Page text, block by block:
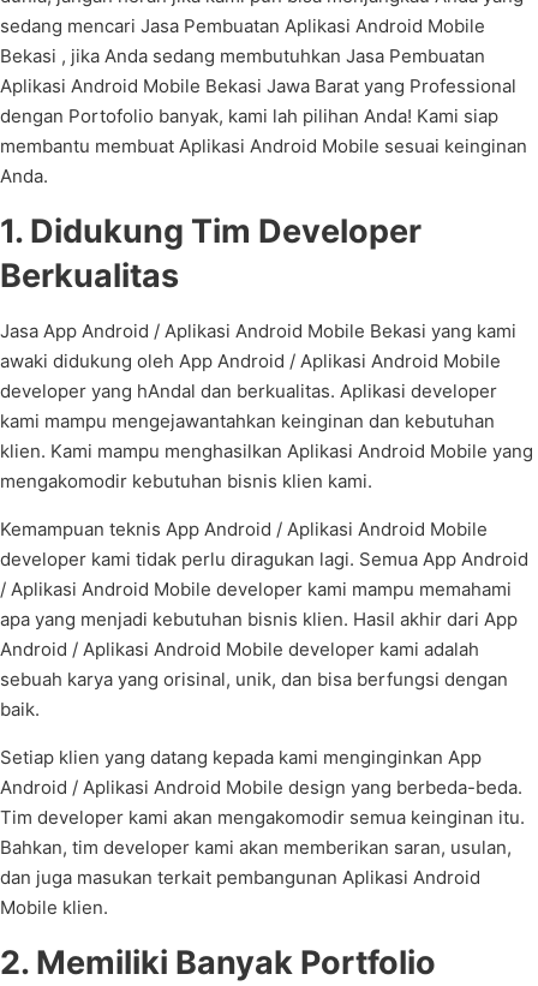
sedang mencari Jasa Pembuatan Aplikasi Android Mobile
Bekasi , jika Anda sedang membutuhkan Jasa Pembuatan
Aplikasi Android Mobile Bekasi Jawa Barat yang Professional
dengan Portofolio banyak, kami lah pilihan Anda! Kami siap
membantu membuat Aplikasi Android Mobile sesuai keinginan
Anda.
1. Didukung Tim Developer
Berkualitas
Jasa App Android / Aplikasi Android Mobile Bekasi yang kami
awaki didukung oleh App Android / Aplikasi Android Mobile
developer yang hAndal dan berkualitas. Aplikasi developer
kami mampu mengejawantahkan keinginan dan kebutuhan
klien. Kami mampu menghasilkan Aplikasi Android Mobile yang
mengakomodir kebutuhan bisnis klien kami.
Kemampuan teknis App Android / Aplikasi Android Mobile
developer kami tidak perlu diragukan lagi. Semua App Android
/ Aplikasi Android Mobile developer kami mampu memahami
apa yang menjadi kebutuhan bisnis klien. Hasil akhir dari App
Android / Aplikasi Android Mobile developer kami adalah
sebuah karya yang orisinal, unik, dan bisa berfungsi dengan
baik.
Setiap klien yang datang kepada kami menginginkan App
Android / Aplikasi Android Mobile design yang berbeda-beda.
Tim developer kami akan mengakomodir semua keinginan itu.
Bahkan, tim developer kami akan memberikan saran, usulan,
dan juga masukan terkait pembangunan Aplikasi Android
Mobile klien.
2. Memiliki Banyak Portfolio